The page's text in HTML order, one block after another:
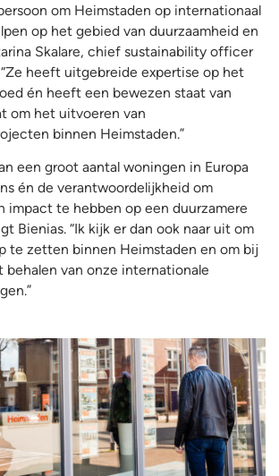
om Heimstaden op internationaal
op het gebied van duurzaamheid en
Skalare, chief sustainability officer
heeft uitgebreide expertise op het
én heeft een bewezen staat van
om het uitvoeren van
binnen Heimstaden.”
een groot aantal woningen in Europa
én de verantwoordelijkheid om
impact te hebben op een duurzamere
Bienias. “Ik kijk er dan ook naar uit om
te zetten binnen Heimstaden en om bij
behalen van onze internationale